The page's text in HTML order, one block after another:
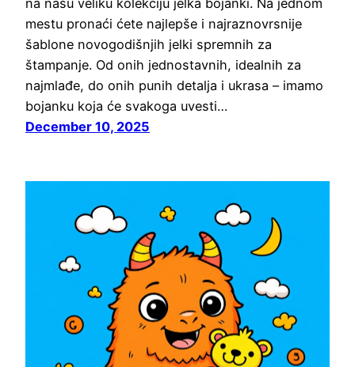
na našu veliku kolekciju jelka bojanki. Na jednom
mestu pronaći ćete najlepše i najraznovrsnije
šablone novogodišnjih jelki spremnih za
štampanje. Od onih jednostavnih, idealnih za
najmlađe, do onih punih detalja i ukrasa – imamo
bojanku koja će svakoga uvesti…
December 10, 2025